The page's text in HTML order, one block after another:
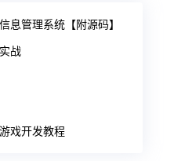
息管理系统【附源码】
战
戏开发教程